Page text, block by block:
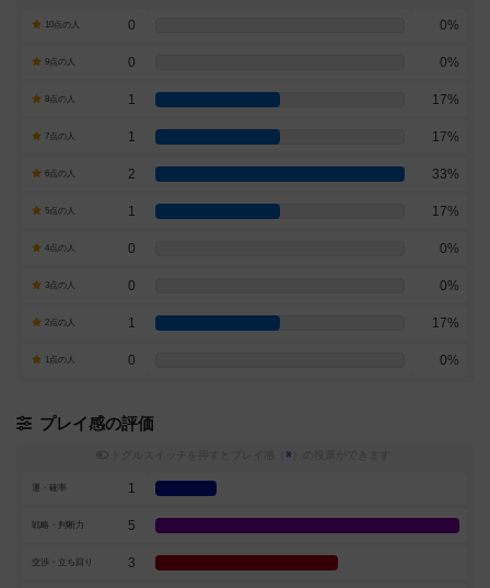
10点の人 0 0%
9点の人 0 0%
8点の人 1 17%
7点の人 1 17%
6点の人 2 33%
5点の人 1 17%
4点の人 0 0%
3点の人 0 0%
2点の人 1 17%
1点の人 0 0%
プレイ感の評価
※
運・確率 1
戦略・判断力 5
交渉・立ち回り 3